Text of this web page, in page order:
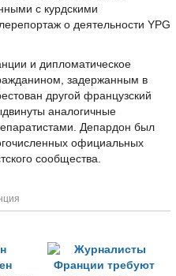
с курдскими
о деятельности YPG
и дипломатическое
задержанным в
другой французский
аналогичные
Депардон был
официальных
сообщества.